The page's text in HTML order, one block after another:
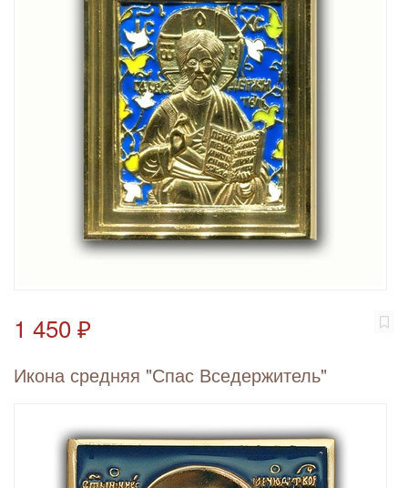
1 450 ₽
Икона средняя "Спас Вседержитель"